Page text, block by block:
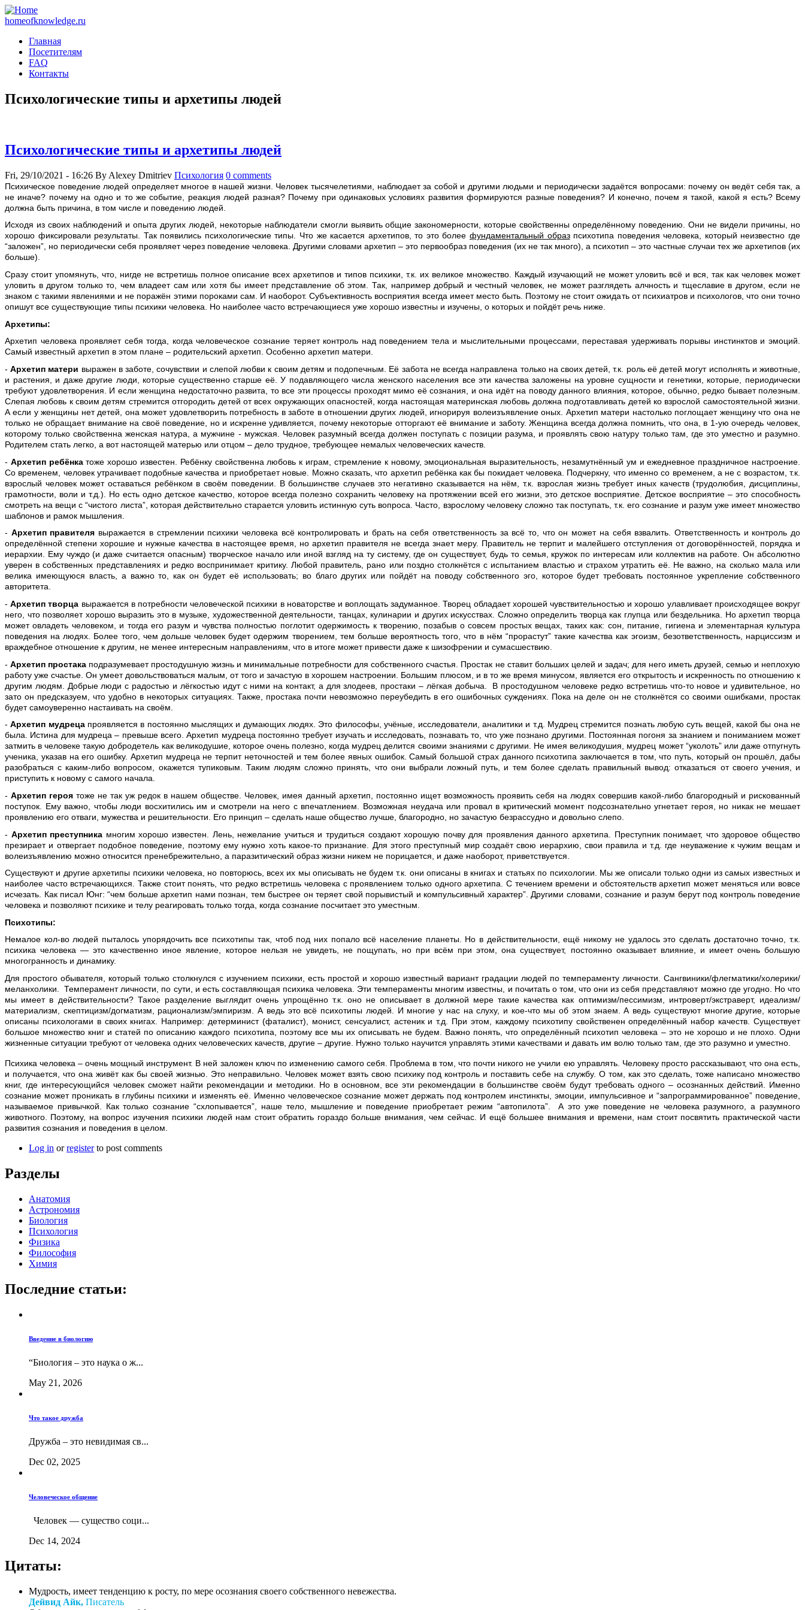
homeofknowledge.ru
Главная
Посетителям
FAQ
Контакты
Психологические типы и архетипы людей
Психологические типы и архетипы людей
Fri, 29/10/2021 - 16:26 By Alexey Dmitriev Психология 0 comments
Псиxическое поведение людей определяет многое в нашей жизни. Человек тысячелетиями, наблюдает за собой и другими людьми и периодически задаётся вопросами: почему он ведёт себя так, а
не иначе? почему на одно и то же событие, реакция людей разная? Почему при одинаковых условиях развития формируются разные поведения? И конечно, почем я такой, какой я есть? Всему
должна быть причина, в том числе и поведению людей.
Исходя из своих наблюдений и опыта других людей, некоторые наблюдатели смогли выявить общие закономерности, которые свойственны определённому поведению. Они не видели причины, но
хорошо фиксировали результаты. Так появились психологические типы. Что же касается архетипов, то это более фундаментальный образпсихотипа поведения человека, который неизвестно где
“заложен”, но периодически себя проявляет через поведение человека. Другими словами архетип – это первообраз поведения (их не так много), а психотип – это частные случаи тех же архетипов (их
больше).
Сразу стоит упомянуть, что, нигде не встретишь полное описание всех архетипов и типов психики, т.к. их великое множество. Каждый изучающий не может уловить всё и вся, так как человек может
уловить в другом только то, чем владеет сам или хотя бы имеет представление об этом. Так, например добрый и честный человек, не может разглядеть алчность и тщеславие в другом, если не
знаком с такими явлениями и не поражён этими пороками сам. И наоборот. Субъективность восприятия всегда имеет место быть. Поэтому не стоит ожидать от психиатров и психологов, что они точно
опишут все существующие типы психики человека. Но наиболее часто встречающиеся уже хорошо известны и изучены, о которых и пойдёт речь ниже.
Архетипы:
Архетип человека проявляет себя тогда, когда человеческое сознание теряет контроль над поведением тела и мыслительными процессами, переставая удерживать порывы инстинктов и эмоций.
Самый известный архетип в этом плане – родительский архетип. Особенно архетип матери.
-Архетип матери выражен в заботе, сочувствии и слепой любви к своим детям и подопечным. Её забота не всегда направлена только на своих детей, т.к. роль её детей могут исполнять и животные,
и растения, и даже другие люди, которые существенно старше её. У подавляющего числа женского населения все эти качества заложены на уровне сущности и генетики, которые, периодически
требуют удовлетворения. И если женщина недостаточно развита, то все эти процессы проходят мимо её сознания, и она идёт на поводу данного влияния, которое, обычно, редко бывает полезным.
Слепая любовь к своим детям стремится отгородить детей от всех окружающих опасностей, когда настоящая материнская любовь должна подготавливать детей ко взрослой самостоятельной жизни.
А если у женщины нет детей, она может удовлетворить потребность в заботе в отношении других людей, игнорируя волеизъявление оных. Архетип матери настолько поглощает женщину что она не
только не обращает внимание на своё поведение, но и искренне удивляется, почему некоторые отторгают её внимание и заботу. Женщина всегда должна помнить, что она, в 1-ую очередь человек,
которому только свойственна женская натура, а мужчине - мужская. Человек разумный всегда должен поступать с позиции разума, и проявлять свою натуру только там, где это уместно и разумно.
Родителем стать легко, а вот настоящей матерью или отцом – дело трудное, требующее немалых человеческих качеств.
- Архетип ребёнкатоже хорошо известен. Ребёнку свойственна любовь к играм, стремление к новому, эмоциональная выразительность, незамутнённый ум и ежедневное праздничное настроение.
Со временем, человек утрачивает подобные качества и приобретает новые. Можно сказать, что архетип ребёнка как бы покидает человека. Подчеркну, что именно со временем, а не с возрастом, т.к.
взрослый человек может оставаться ребёнком в своём поведении. В большинстве случаев это негативно сказывается на нём, т.к. взрослая жизнь требует иных качеств (трудолюбия, дисциплины,
грамотности, воли и т.д.). Но есть одно детское качество, которое всегда полезно сохранить человеку на протяжении всей его жизни, это детское восприятие. Детское восприятие – это способность
смотреть на вещи с “чистого листа”, которая действительно старается уловить истинную суть вопроса. Часто, взрослому человеку сложно так поступать, т.к. его сознание и разум уже имеет множество
шаблонов и рамок мышления.
- Архетип правителя выражается в стремлении психики человека всё контролировать и брать на себя ответственность за всё то, что он может на себя взвалить. Ответственность и контроль до
определённой степени хорошие и нужные качества в настоящее время, но архетип правителя не всегда знает меру. Правитель не терпит и малейшего отступления от договорённостей, порядка и
иерархии. Ему чуждо (и даже считается опасным) творческое начало или иной взгляд на ту систему, где он существует, будь то семья, кружок по интересам или коллектив на работе. Он абсолютно
уверен в собственных представлениях и редко воспринимает критику. Любой правитель, рано или поздно столкнётся с испытанием властью и страхом утратить её. Не важно, на сколько мала или
велика имеющуюся власть, а важно то, как он будет её использовать; во благо других или пойдёт на поводу собственного эго, которое будет требовать постоянное укрепление собственного
авторитета.
-Архетип творца выражается в потребности человеческой психики в новаторстве и воплощать задуманное. Творец обладает хорошей чувствительностью и хорошо улавливает происходящее вокруг
него, что позволяет хорошо выразить это в музыке, художественной деятельности, танцах, кулинарии и других искусствах. Сложно определить творца как глупца или бездельника. Но архетип творца
может овладеть человеком, и тогда его разум и чувства полностью поглотит одержимость к творению, позабыв о совсем простых вещах, таких как: сон, питание, гигиена и элементарная культура
поведения на людях. Более того, чем дольше человек будет одержим творением, тем больше вероятность того, что в нём “прорастут” такие качества как эгоизм, безответственность, нарциссизм и
враждебное отношение к другим, не менее интересным направлениям, что в итоге может привести даже к шизофрении и сумасшествию.
-Архетип простака подразумевает простодушную жизнь и минимальные потребности для собственного счастья. Простак не ставит больших целей и задач; для него иметь друзей, семью и неплохую
работу уже счастье. Он умеет довольствоваться малым, от того и зачастую в хорошем настроении. Большим плюсом, и в то же время минусом, является его открытость и искренность по отношению к
другим людям. Добрые люди с радостью и лёгкостью идут с ними на контакт, а для злодеев, простаки – лёгкая добыча. В простодушном человеке редко встретишь что-то новое и удивительное, но
зато он предсказуем, что удобно в некоторых ситуациях. Также, простака почти невозможно переубедить в его ошибочных суждениях. Пока на деле он не столкнётся со своими ошибками, простак
будет самоуверенно настаивать на своём.
-Архетип мудреца проявляется в постоянно мыслящих и думающих людях. Это философы, учёные, исследователи, аналитики и т.д. Мудрец стремится познать любую суть вещей, какой бы она не
была. Истина для мудреца – превыше всего. Архетип мудреца постоянно требует изучать и исследовать, познавать то, что уже познано другими. Постоянная погоня за знанием и пониманием может
затмить в человеке такую добродетель как великодушие, которое очень полезно, когда мудрец делится своими знаниями с другими. Не имея великодушия, мудрец может “уколоть” или даже отпугнуть
ученика, указав на его ошибку. Архетип мудреца не терпит неточностей и тем более явных ошибок. Самый большой страх данного психотипа заключается в том, что путь, который он прошёл, дабы
разобраться с каким-либо вопросом, окажется тупиковым. Таким людям сложно принять, что они выбрали ложный путь, и тем более сделать правильный вывод: отказаться от своего учения, и
приступить к новому с самого начала.
-Архетип героя тоже не так уж редок в нашем обществе. Человек, имея данный архетип, постоянно ищет возможность проявить себя на людях совершив какой-либо благородный и рискованный
поступок. Ему важно, чтобы люди восхитились им и смотрели на него с впечатлением. Возможная неудача или провал в критический момент подсознательно угнетает героя, но никак не мешает
проявлению его отваги, мужества и решительности. Его принцип – сделать наше общество лучше, благородно, но зачастую безрассудно и довольно слепо.
- Архетип преступника многим хорошо известен. Лень, нежелание учиться и трудиться создают хорошую почву для проявления данного архетипа. Преступник понимает, что здоровое общество
презирает и отвергает подобное поведение, поэтому ему нужно хоть какое-то признание. Для этого преступный мир создаёт свою иерархию, свои правила и т.д. где неуважение к чужим вещам и
волеизъявлению можно относится пренебрежительно, а паразитический образ жизни никем не порицается, и даже наоборот, приветствуется.
Существуют и другие архетипы психики человека, но повторюсь, всех их мы описывать не будем т.к. они описаны в книгах и статьях по психологии. Мы же описали только одни из самых известных и
наиболее часто встречающихся. Также стоит понять, что редко встретишь человека с проявлением только одного архетипа. С течением времени и обстоятельств архетип может меняться или вовсе
исчезать. Как писал Юнг: “чем больше архетип нами познан, тем быстрее он теряет свой порывистый и компульсивный характер”. Другими словами, сознание и разум берут под контроль поведение
человека и позволяют психике и телу реагировать только тогда, когда сознание посчитает это уместным.
Психотипы:
Немалое кол-во людей пыталось упорядочить все психотипы так, чтоб под них попало всё население планеты. Но в действительности, ещё никому не удалось это сделать достаточно точно, т.к.
психика человека — это качественно иное явление, которое нельзя не увидеть, не пощупать, но при всём при этом, она существует, постоянно оказывает влияние, и имеет очень большую
многогранность и динамику.
Для простого обывателя, который только столкнулся с изучением психики, есть простой и хорошо известный вариант градации людей по темпераменту личности. Сангвиники/флегматики/холерики/
меланхолики. Темперамент личности, по сути, и есть составляющая психика человека. Эти темпераменты многим известны, и почитать о том, что они из себя представляют можно где угодно. Но что
мы имеет в действительности? Такое разделение выглядит очень упрощённо т.к. оно не описывает в должной мере такие качества как оптимизм/пессимизм, интроверт/экстраверт, идеализм/
материализм, скептицизм/догматизм, рационализм/эмпиризм. А ведь это всё психотипы людей. И многие у нас на слуху, и кое-что мы об этом знаем. А ведь существуют многие другие, которые
описаны психологами в своих книгах. Например: детерминист (фаталист), монист, сенсуалист, астеник и т.д. При этом, каждому психотипу свойственен определённый набор качеств. Существует
большое множество книг и статей по описанию каждого психотипа, поэтому все мы их описывать не будем. Важно понять, что определённый психотип человека – это не хорошо и не плохо. Одни
жизненные ситуации требуют от человека одних человеческих качеств, другие – другие. Нужно только научится управлять этими качествами и давать им волю только там, где это разумно и уместно.
Психика человека – очень мощный инструмент. В ней заложен ключ по изменению самого себя. Проблема в том, что почти никого не учили ею управлять. Человеку просто рассказывают, что она есть,
и получается, что она живёт как бы своей жизнью. Это неправильно. Человек может взять свою психику под контроль и поставить себе на службу. О том, как это сделать, тоже написано множество
книг, где интересующийся человек сможет найти рекомендации и методики. Но в основном, все эти рекомендации в большинстве своём будут требовать одного – осознанных действий. Именно
сознание может проникать в глубины психики и изменять её. Именно человеческое сознание может держать под контролем инстинкты, эмоции, импульсивное и “запрограммированное” поведение,
называемое привычкой. Как только сознание “схлопывается”, наше тело, мышление и поведение приобретает режим “автопилота”. А это уже поведение не человека разумного, а разумного
животного. Поэтому, на вопрос изучения психики людей нам стоит обратить гораздо больше внимания, чем сейчас. И ещё большее внимания и времени, нам стоит посвятить практической части
развития сознания и поведения в целом.
Log in orregisterto post comments
Разделы
Анатомия
Астрономия
Биология
Психология
Физика
Философия
Химия
Последние статьи:
Введение в биологию
“Биология – это наука о ж...
May 21, 2026
Что такое дружба
Дружба – это невидимая св...
Dec 02, 2025
Человеческое общение
Человек — существо соци...
Dec 14, 2024
Цитаты:
Мудрость, имеет тенденцию к росту, по мере осознания своего собственного невежества.
Дейвид Айк, Писатель